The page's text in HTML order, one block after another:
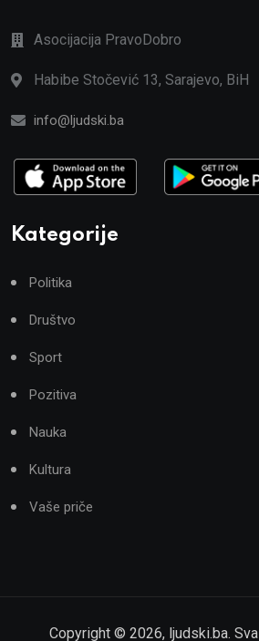
Asocijacija PravoDobro
Habibe Stočević 13, Sarajevo, BiH
info@ljudski.ba
Kategorije
Politika
Društvo
Sport
Pozitiva
Nauka
Kultura
Vaše priče
Copyright © 2026, ljudski.ba.